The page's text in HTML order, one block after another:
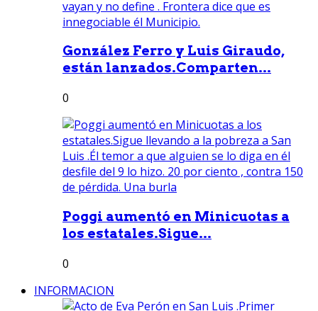
González Ferro y Luis Giraudo,
están lanzados.Comparten...
0
Poggi aumentó en Minicuotas a
los estatales.Sigue...
0
INFORMACION